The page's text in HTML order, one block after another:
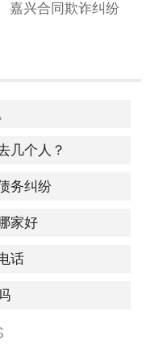
嘉兴合同欺诈纠纷
几个人？
务纠纷
家好
话